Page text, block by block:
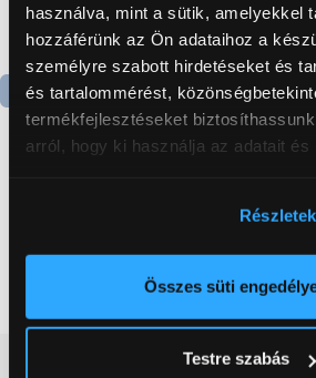
használva, mint a sütik, amelyekkel
hozzáférünk az Ön adataihoz a
személyre szabott hirdetéseket és
és tartalommérést,
termékfejlesztéseket
arról, hogy ki használja az adatait és
elhelyezkedéséről pár méteres
Az Ön készülékén
módjairól és adja meg preferenciáit a
Összes süti
Testre szabás
Termék adatlap
(0)